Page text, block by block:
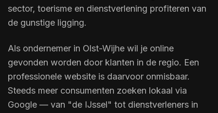
sector, toerisme en dienstverlening profiteren van
de gunstige ligging.
Als ondernemer in Olst-Wijhe wil je online
gevonden worden door klanten in de regio. Een
professionele website is daarvoor onmisbaar.
Steeds meer consumenten zoeken lokaal via
Google — van "de IJssel" tot dienstverleners in